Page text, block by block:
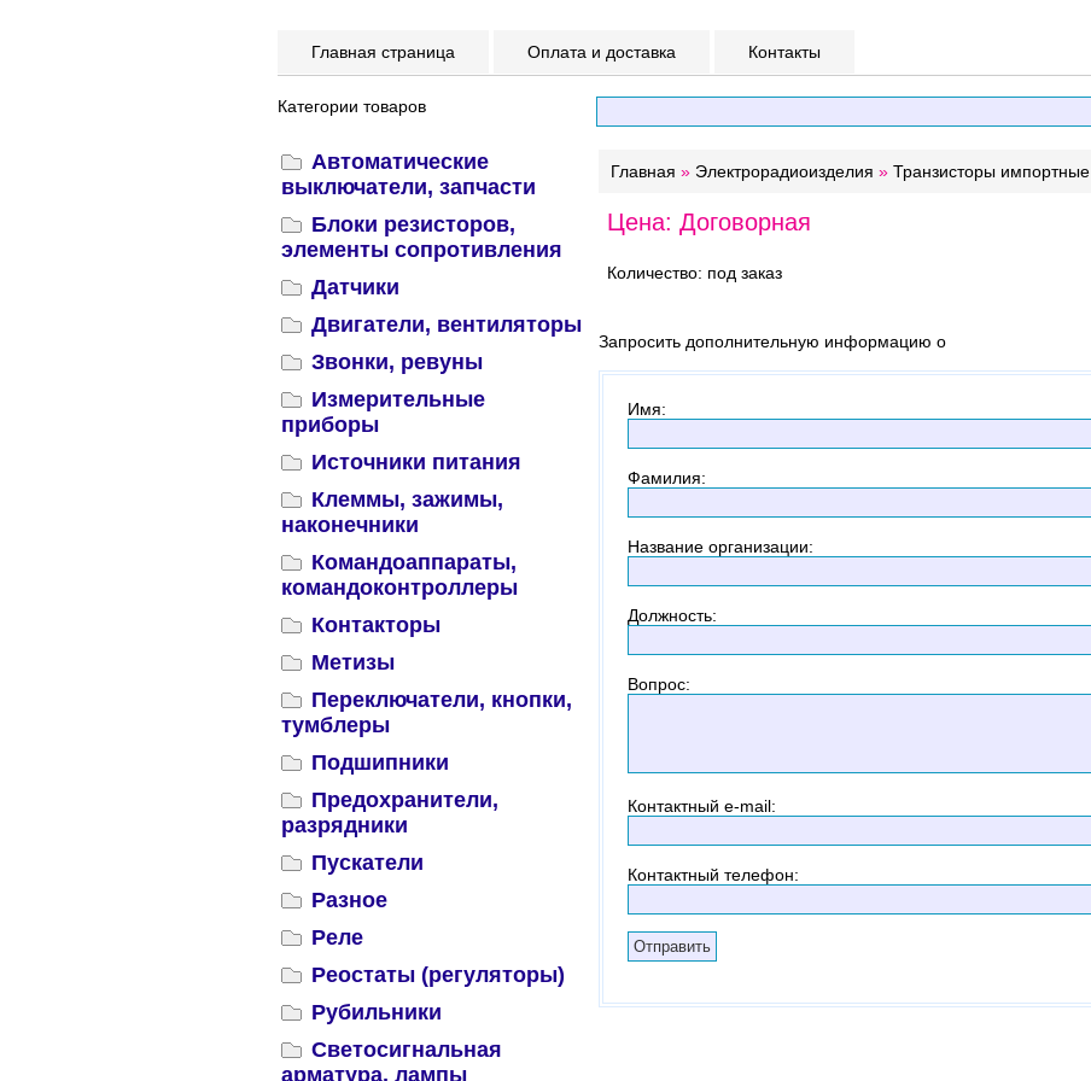
Главная страница Оплата и доставка Контакты
Категории товаров
Автоматические
выключатели, запчасти
Блоки резисторов,
элементы сопротивления
Датчики
Двигатели, вентиляторы
Звонки, ревуны
Измерительные
приборы
Источники питания
Клеммы, зажимы,
наконечники
Командоаппараты,
командоконтроллеры
Контакторы
Метизы
Переключатели, кнопки,
тумблеры
Подшипники
Предохранители,
разрядники
Пускатели
Разное
Реле
Реостаты (регуляторы)
Рубильники
Светосигнальная
арматура, лампы
Главная » Электрорадиоизделия » Транзисторы импортные
Цена: Договорная
Количество: под заказ
Запросить дополнительную информацию о
Имя:
Фамилия:
Название организации:
Должность:
Вопрос:
Контактный e-mail:
Контактный телефон: